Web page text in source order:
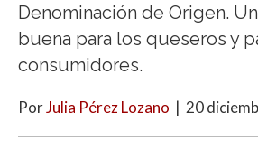
Denominación de Origen.
buena para los queseros y
consumidores.
PorJulia Pérez Lozano | 20